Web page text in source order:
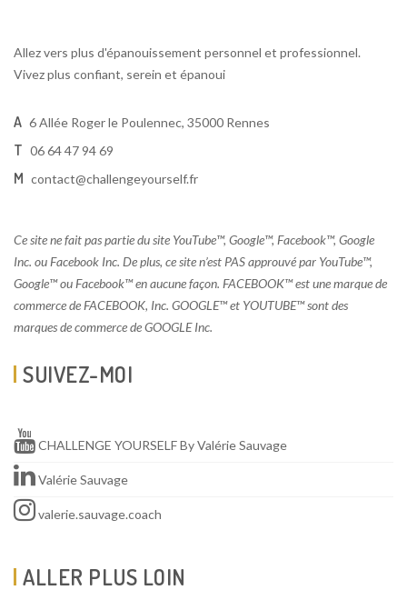
Allez vers plus d'épanouissement personnel et professionnel.
Vivez plus confiant, serein et épanoui
A 6 Allée Roger le Poulennec, 35000 Rennes
T 06 64 47 94 69
M contact@challengeyourself.fr
Ce site ne fait pas partie du site YouTube™, Google™, Facebook™, Google
Inc. ou Facebook Inc. De plus, ce site n’est PAS approuvé par YouTube™,
Google™ ou Facebook™ en aucune façon. FACEBOOK™ est une marque de
commerce de FACEBOOK, Inc. GOOGLE™ et YOUTUBE™ sont des
marques de commerce de GOOGLE Inc.
SUIVEZ-MOI
CHALLENGE YOURSELF By Valérie Sauvage
Valérie Sauvage
valerie.sauvage.coach
ALLER PLUS LOIN